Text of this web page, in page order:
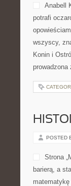
Anabell
potrafi
wszyscy,
Konin i
POSTED
Strona
barierą, a